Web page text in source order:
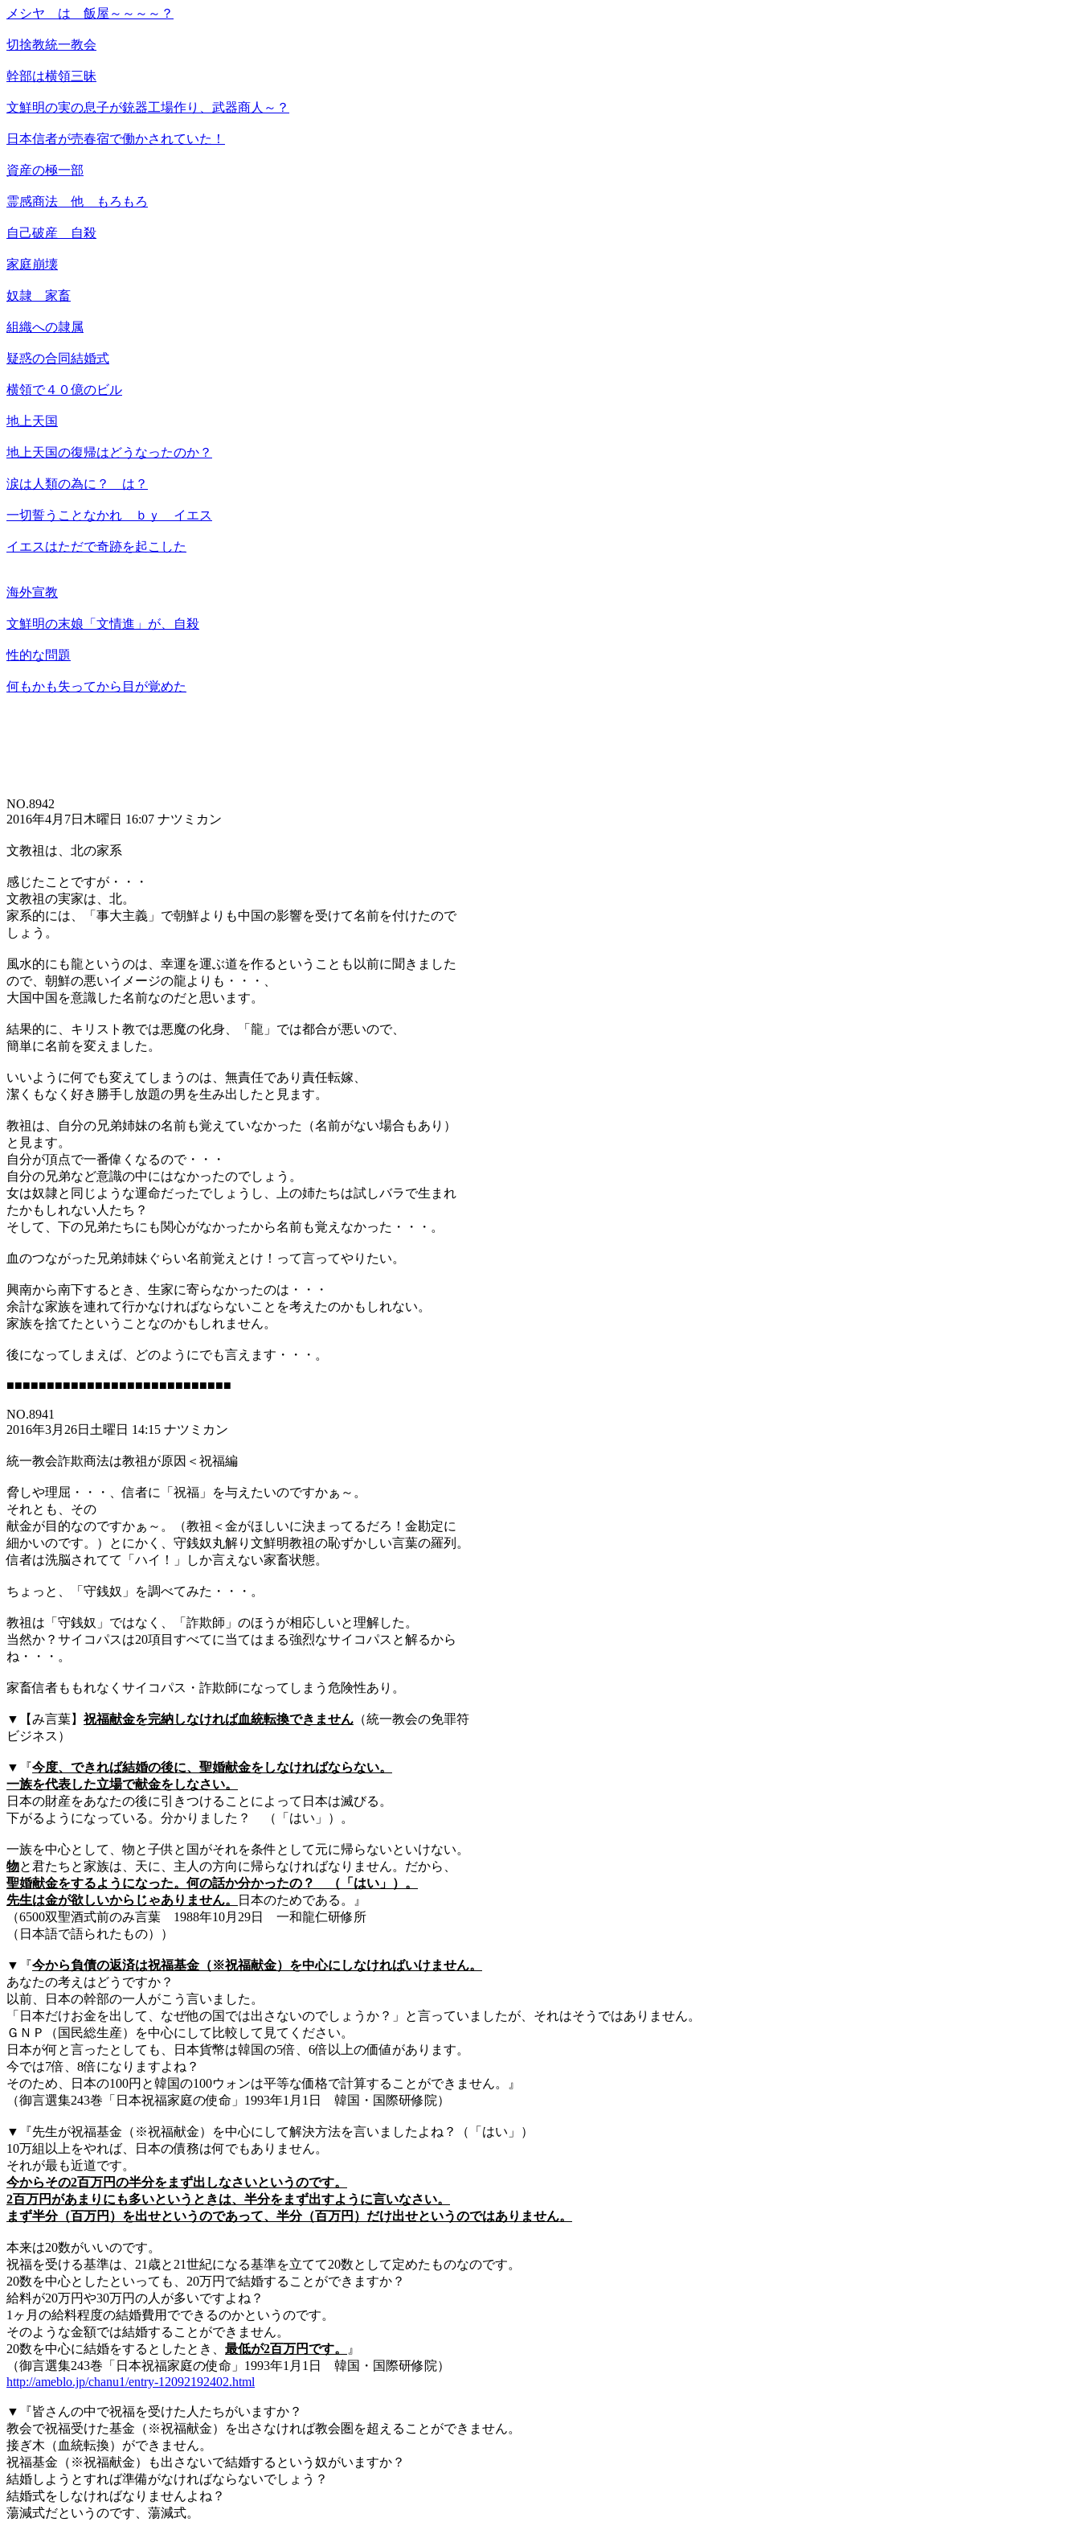
メシヤ は 飯屋～～～～？
切捨教統一教会
幹部は横領三昧
文鮮明の実の息子が銃器工場作り、武器商人～？
日本信者が売春宿で働かされていた！
資産の極一部
霊感商法 他 もろもろ
自己破産 自殺
家庭崩壊
奴隷 家畜
組織への隷属
疑惑の合同結婚式
横領で４０億のビル
地上天国
地上天国の復帰はどうなったのか？
涙は人類の為に？ は？
一切誓うことなかれ ｂｙ イエス
イエスはただで奇跡を起こした
海外宣教
文鮮明の末娘「文情進」が、自殺
性的な問題
何もかも失ってから目が覚めた
NO.8942
2016年4月7日木曜日 16:07 ナツミカン
文教祖は、北の家系
感じたことですが・・・
文教祖の実家は、北。
家系的には、「事大主義」で朝鮮よりも中国の影響を受けて名前を付けたので
しょう。
風水的にも龍というのは、幸運を運ぶ道を作るということも以前に聞きました
ので、朝鮮の悪いイメージの龍よりも・・・、
大国中国を意識した名前なのだと思います。
結果的に、キリスト教では悪魔の化身、「龍」では都合が悪いので、
簡単に名前を変えました。
いいように何でも変えてしまうのは、無責任であり責任転嫁、
潔くもなく好き勝手し放題の男を生み出したと見ます。
教祖は、自分の兄弟姉妹の名前も覚えていなかった（名前がない場合もあり）
と見ます。
自分が頂点で一番偉くなるので・・・
自分の兄弟など意識の中にはなかったのでしょう。
女は奴隷と同じような運命だったでしょうし、上の姉たちは試しバラで生まれ
たかもしれない人たち？
そして、下の兄弟たちにも関心がなかったから名前も覚えなかった・・・。
血のつながった兄弟姉妹ぐらい名前覚えとけ！って言ってやりたい。
興南から南下するとき、生家に寄らなかったのは・・・
余計な家族を連れて行かなければならないことを考えたのかもしれない。
家族を捨てたということなのかもしれません。
後になってしまえば、どのようにでも言えます・・・。
■■■■■■■■■■■■■■■■■■■■■■■■■■■■
NO.8941
2016年3月26日土曜日 14:15 ナツミカン
統一教会詐欺商法は教祖が原因＜祝福編
脅しや理屈・・・、信者に「祝福」を与えたいのですかぁ～。
それとも、その
献金が目的なのですかぁ～。（教祖＜金がほしいに決まってるだろ！金勘定に
細かいのです。）とにかく、守銭奴丸解り文鮮明教祖の恥ずかしい言葉の羅列。
信者は洗脳されてて「ハイ！」しか言えない家畜状態。
ちょっと、「守銭奴」を調べてみた・・・。
教祖は「守銭奴」ではなく、「詐欺師」のほうが相応しいと理解した。
当然か？サイコパスは20項目すべてに当てはまる強烈なサイコパスと解るから
ね・・・。
家畜信者ももれなくサイコパス・詐欺師になってしまう危険性あり。
▼ 【み言葉】祝福献金を完納しなければ血統転換できません （統一教会の免罪符
ビジネス）
▼『今度、できれば結婚の後に、聖婚献金をしなければならない。
一族を代表した立場で献金をしなさい。
日本の財産をあなたの後に引きつけることによって日本は滅びる。
下がるようになっている。分かりました？ （「はい」）。
一族を中心として、物と子供と国がそれを条件として元に帰らないといけない。
物と君たちと家族は、天に、主人の方向に帰らなければなりません。だから、
聖婚献金をするようになった。何の話か分かったの？ （「はい」）。
先生は金が欲しいからじゃありません。
日本のためである。』
（6500双聖酒式前のみ言葉 1988年10月29日 一和龍仁研修所
（日本語で語られたもの））
▼『今から負債の返済は祝福基金（※祝福献金）を中心にしなければいけません。
あなたの考えはどうですか？
以前、日本の幹部の一人がこう言いました。
「日本だけお金を出して、なぜ他の国では出さないのでしょうか？」と言っていましたが、それはそうではありません。
ＧＮＰ（国民総生産）を中心にして比較して見てください。
日本が何と言ったとしても、日本貨幣は韓国の5倍、6倍以上の価値があります。
今では7倍、8倍になりますよね？
そのため、日本の100円と韓国の100ウォンは平等な価格で計算することができません。』
（御言選集243巻「日本祝福家庭の使命」1993年1月1日 韓国・国際研修院）
▼『先生が祝福基金（※祝福献金）を中心にして解決方法を言いましたよね？（「はい」）
10万組以上をやれば、日本の債務は何でもありません。
それが最も近道です。
今からその2百万円の半分をまず出しなさいというのです。
2百万円があまりにも多いというときは、半分をまず出すように言いなさい。
まず半分（百万円）を出せというのであって、半分（百万円）だけ出せというのではありません。
本来は20数がいいのです。
祝福を受ける基準は、21歳と21世紀になる基準を立てて20数として定めたものなのです。
20数を中心としたといっても、20万円で結婚することができますか？
給料が20万円や30万円の人が多いですよね？
1ヶ月の給料程度の結婚費用でできるのかというのです。
そのような金額では結婚することができません。
20数を中心に結婚をするとしたとき、 最低が2百万円です。
』
（御言選集243巻「日本祝福家庭の使命」1993年1月1日 韓国・国際研修院）
http://ameblo.jp/chanu1/entry-12092192402.html
▼『皆さんの中で祝福を受けた人たちがいますか？
教会で祝福受けた基金（※祝福献金）を出さなければ教会圏を超えることができません。
接ぎ木（血統転換）ができません。
祝福基金（※祝福献金）も出さないで結婚するという奴がいますか？
結婚しようとすれば準備がなければならないでしょう？
結婚式をしなければなりませんよね？
蕩減式だというのです、蕩減式。